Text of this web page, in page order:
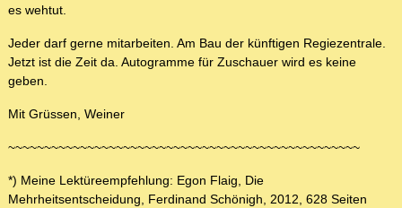
es wehtut.
Jeder darf gerne mitarbeiten. Am Bau der künftigen Regiezentrale.
Jetzt ist die Zeit da. Autogramme für Zuschauer wird es keine
geben.
Mit Grüssen, Weiner
~~~~~~~~~~~~~~~~~~~~~~~~~~~~~~~~~~~~~~~~~~~~~~~~~
*) Meine Lektüreempfehlung: Egon Flaig, Die
Mehrheitsentscheidung, Ferdinand Schönigh, 2012, 628 Seiten